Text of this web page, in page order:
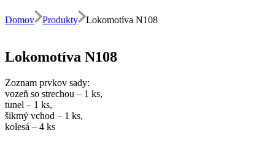
Domov Produkty Lokomotíva N108
Lokomotíva N108
Zoznam prvkov sady:
vozeň so strechou – 1 ks,
tunel – 1 ks,
šikmý vchod – 1 ks,
kolesá – 4 ks